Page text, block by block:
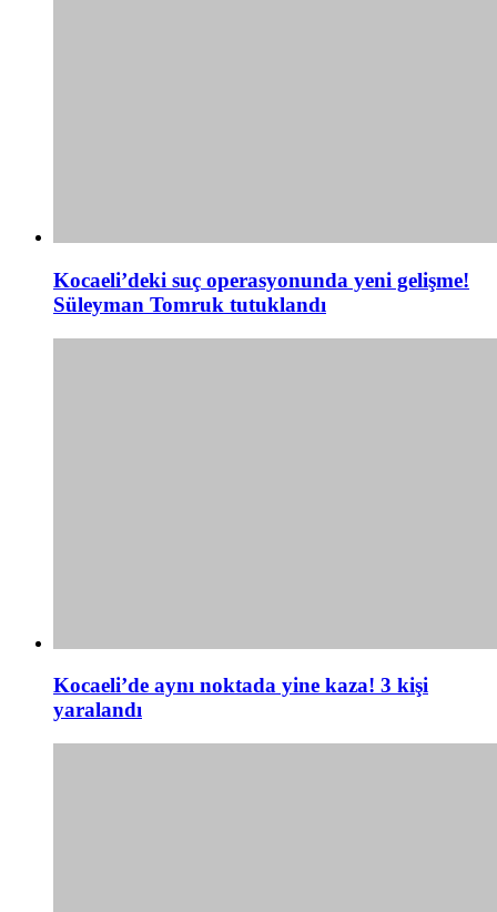
Kocaeli’deki suç operasyonunda yeni gelişme!
Süleyman Tomruk tutuklandı
Kocaeli’de aynı noktada yine kaza! 3 kişi
yaralandı